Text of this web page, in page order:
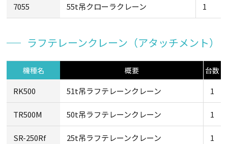
7055 55t吊クローラクレーン 1
ラフテレーンクレーン（アタッチメント）
機種名 概要 台数
RK500 51t吊ラフテレーンクレーン 1
TR500M 50t吊ラフテレーンクレーン 1
SR-250Rf 25t吊ラフテレーンクレーン 1